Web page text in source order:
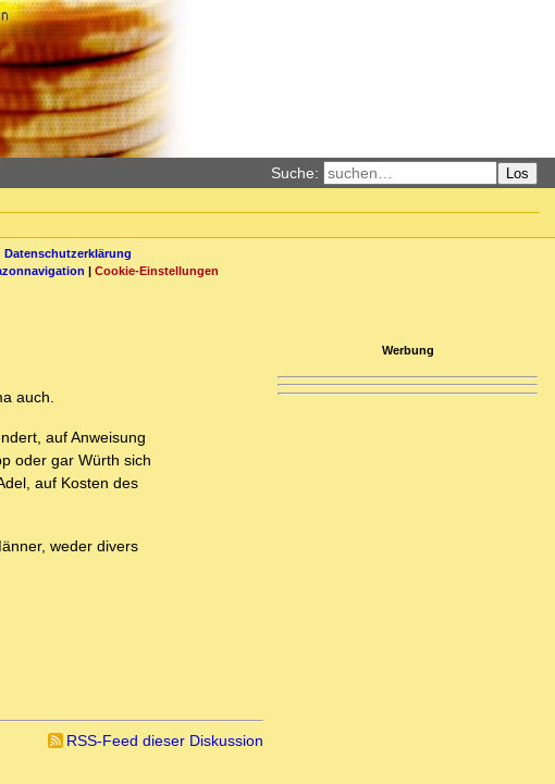
Suche: Los
Datenschutzerklärung
| Cookie-Einstellungen
auch.
auf Anweisung
oder gar Würth sich
auf Kosten des
weder divers
RSS-Feed dieser Diskussion
Werbung